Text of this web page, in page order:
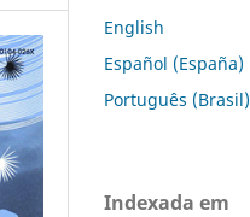
English
Español (España)
Português (Brasil)
Indexada em